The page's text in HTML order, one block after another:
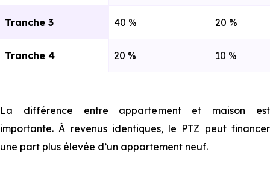
Tranche 3 40 % 20 %
Tranche 4 20 % 10 %
La différence entre appartement et maison est
importante. À revenus identiques, le PTZ peut financer
une part plus élevée d’un appartement neuf.